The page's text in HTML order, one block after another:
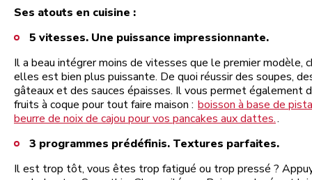
Ses atouts en cuisine :
5 vitesses. Une puissance impressionnante.
Il a beau intégrer moins de vitesses que le premier modèle,
elles est bien plus puissante. De quoi réussir des soupes,
gâteaux et des sauces épaisses. Il vous permet également
fruits à coque pour tout faire maison : boisson à base de
beurre de noix de cajou pour vos pancakes aux dattes..
3 programmes prédéfinis. Textures parfaites.
Il est trop tôt, vous êtes trop fatigué ou trop pressé ?